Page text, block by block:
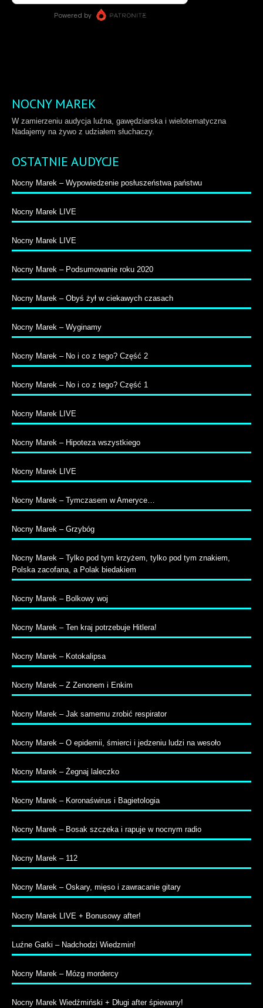
NOCNY MAREK
W zamierzeniu audycja luźna, gawędziarska i wielotematyczna
Nadajemy na żywo z udziałem słuchaczy.
OSTATNIE AUDYCJE
Nocny Marek – Wypowiedzenie posłuszeństwa państwu
Nocny Marek LIVE
Nocny Marek LIVE
Nocny Marek – Podsumowanie roku 2020
Nocny Marek – Obyś żył w ciekawych czasach
Nocny Marek – Wyginamy
Nocny Marek – No i co z tego? Część 2
Nocny Marek – No i co z tego? Część 1
Nocny Marek LIVE
Nocny Marek – Hipoteza wszystkiego
Nocny Marek LIVE
Nocny Marek – Tymczasem w Ameryce…
Nocny Marek – Grzybóg
Nocny Marek – Tylko pod tym krzyżem, tylko pod tym znakiem,
Polska zacofana, a Polak biedakiem
Nocny Marek – Bolkowy woj
Nocny Marek – Ten kraj potrzebuje Hitlera!
Nocny Marek – Kotokalipsa
Nocny Marek – Z Zenonem i Enkim
Nocny Marek – Jak samemu zrobić respirator
Nocny Marek – O epidemii, śmierci i jedzeniu ludzi na wesoło
Nocny Marek – Żegnaj laleczko
Nocny Marek – Koronaświrus i Bagietologia
Nocny Marek – Bosak szczeka i rapuje w nocnym radio
Nocny Marek – 112
Nocny Marek – Oskary, mięso i zawracanie gitary
Nocny Marek LIVE + Bonusowy after!
Luźne Gatki – Nadchodzi Wiedzmin!
Nocny Marek – Mózg mordercy
Nocny Marek Wiedźmiński + Długi after śpiewany!